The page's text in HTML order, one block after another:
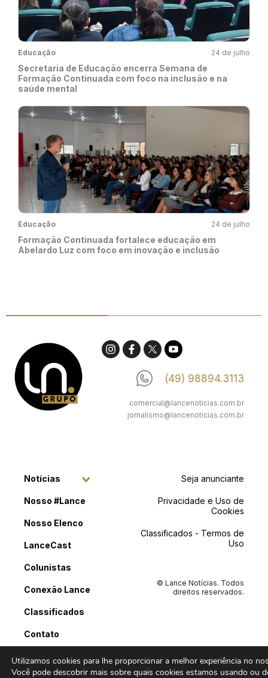
Educação 24 de julho
Secretaria de Educação encerra Semana de
Formação Continuada com foco na inclusão e na
saúde mental
Educação 24 de julho
Formação Continuada fortalece educação em
Abelardo Luz com foco em inovação e inclusão
(49) 98894.3113
comercial@lancenoticias.com.br
jornalismo@lancenoticias.com.br
Notícias
Nosso #Lance
Nosso Elenco
LanceCast
Colunistas
Conexão Lance
Classificados
Contato
Seja anunciante
Privacidade e Uso de
Cookies
Classificados - Termos de
Uso
© Lance Notícias. Todos
direitos reservados.
Utilizamos cookies para lhe proporcionar a melhor experiência no
Você pode descobrir mais sobre quais cookies estamos usando ou